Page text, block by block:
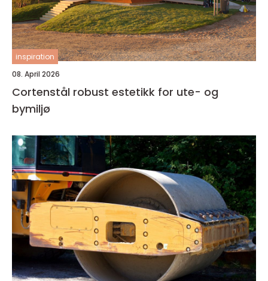
inspiration
08. April 2026
Cortenstål robust estetikk for ute- og
bymiljø